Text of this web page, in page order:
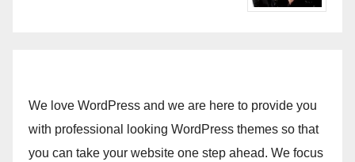
We love WordPress and we are here to provide you
with professional looking WordPress themes so that
you can take your website one step ahead. We focus